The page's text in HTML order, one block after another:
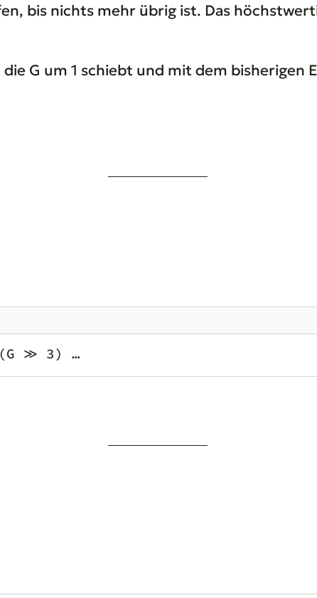
bis nichts mehr übrig ist. Das
G um 1 schiebt und mit dem bisherigen
(G ≫ 3) …